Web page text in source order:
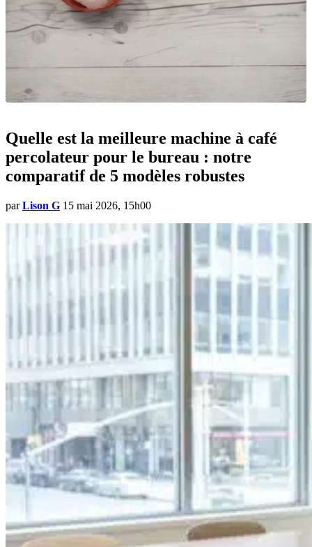
Quelle est la meilleure machine à café
percolateur pour le bureau : notre
comparatif de 5 modèles robustes
par Lison G 15 mai 2026, 15h00